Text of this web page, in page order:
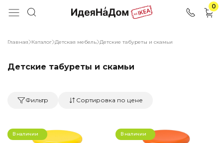
0
Главная Каталог Детская мебель Детские табуреты и скамьи
Детские табуреты и скамьи
Фильтр Сортировка по цене
В наличии В наличии